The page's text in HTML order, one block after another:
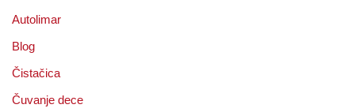
Autolimar
Blog
Čistačica
Čuvanje dece